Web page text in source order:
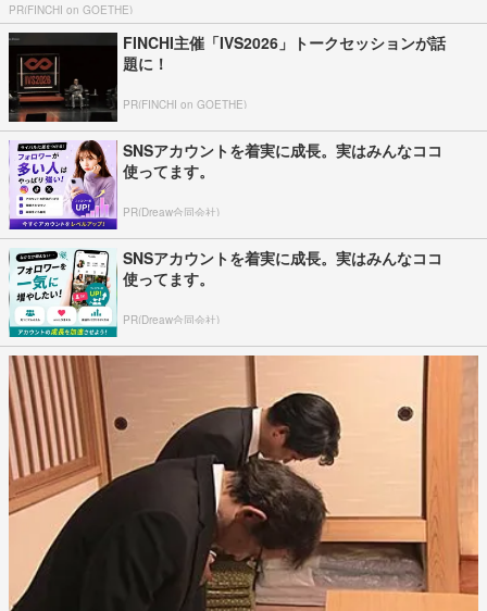
PR(FINCHI on GOETHE)
FINCHI主催「IVS2026」トークセッションが話
題に！
PR(FINCHI on GOETHE)
SNSアカウントを着実に成長。実はみんなココ
使ってます。
PR(Dreaw合同会社)
SNSアカウントを着実に成長。実はみんなココ
使ってます。
PR(Dreaw合同会社)